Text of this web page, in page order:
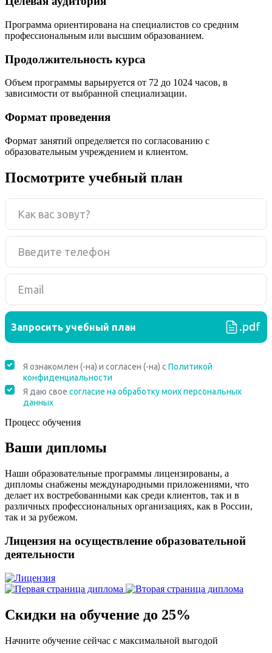
Программа ориентирована на специалистов со средним
профессиональным или высшим образованием.
Продолжительность курса
Объем программы варьируется от 72 до 1024 часов, в
зависимости от выбранной специализации.
Формат проведения
Формат занятий определяется по согласованию с
образовательным учреждением и клиентом.
Посмотрите учебный план
Процесс обучения
Ваши дипломы
Наши образовательные программы лицензированы, а
дипломы снабжены международными приложениями, что
делает их востребованными как среди клиентов, так и в
различных профессиональных организациях, как в России,
так и за рубежом.
Лицензия на осуществление образовательной
деятельности
Скидки на обучение до 25%
Начните обучение сейчас с максимальной выгодой